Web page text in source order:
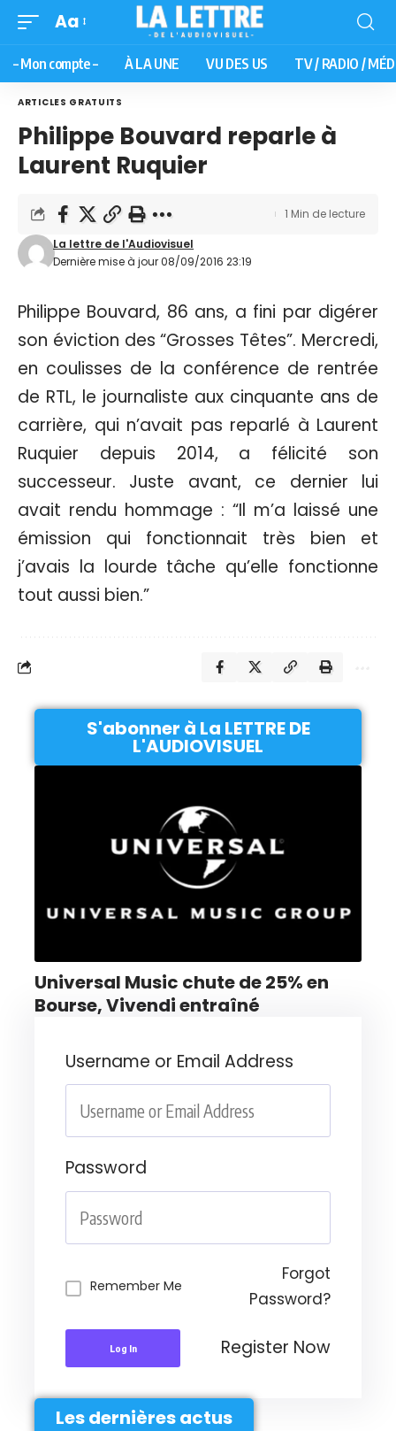
Aa
– Mon compte – À LA UNE VU DES US TV / RADIO /
ARTICLES GRATUITS
Philippe Bouvard reparle à
Laurent Ruquier
Dernière mise à jour 08/09/2016 23:19
La lettre de l'Audiovisuel
1 Min de lecture
Philippe Bouvard, 86 ans, a fini par digérer
son éviction des “Grosses Têtes”. Mercredi,
en coulisses de la conférence de rentrée
de RTL, le journaliste aux cinquante ans de
carrière, qui n’avait pas reparlé à Laurent
Ruquier depuis 2014, a félicité son
successeur. Juste avant, ce dernier lui
avait rendu hommage : “Il m’a laissé une
émission qui fonctionnait très bien et
j’avais la lourde tâche qu’elle fonctionne
tout aussi bien.”
S'abonner à La LETTRE DE
L'AUDIOVISUEL
Universal Music chute de 25% en
Bourse, Vivendi entraîné
Username or Email Address
Password
Remember Me
Forgot
Password?
Log In Register Now
Les dernières actus